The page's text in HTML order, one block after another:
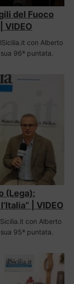
del Fuoco
VIDEO
con Alberto
96ª puntata.
(Lega):
| VIDEO
con Alberto
95ª puntata.